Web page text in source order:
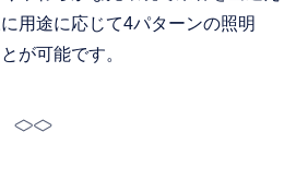
用途に応じて4パターンの照明
が可能です。